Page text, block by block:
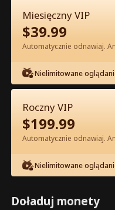
Odcinek 42 -
Alfa Pełna
0-49 50-74
42 43
Miesięczny VIP
$39.99
Automatycznie odnawiaj.
Nielimitowane
Roczny VIP
$199.99
Automatycznie odnawiaj.
Nielimitowane
Doładuj monety